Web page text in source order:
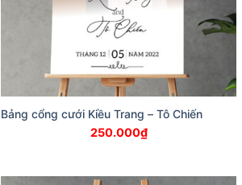
Bảng cổng cưới Kiều Trang – Tô Chiến
250.000₫